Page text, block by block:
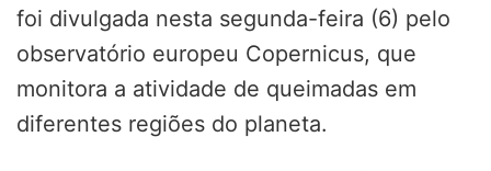
foi divulgada nesta segunda-feira (6) pelo
observatório europeu Copernicus, que
monitora a atividade de queimadas em
diferentes regiões do planeta.